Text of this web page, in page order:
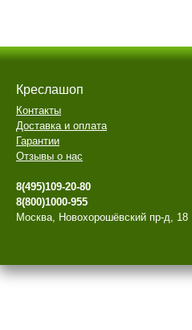
Креслашоп
Контакты
Доставка и оплата
Гарантии
Отзывы о нас
8(495)109-20-80
8(800)1000-955
Москва, Новохорошёвский пр-д, 18